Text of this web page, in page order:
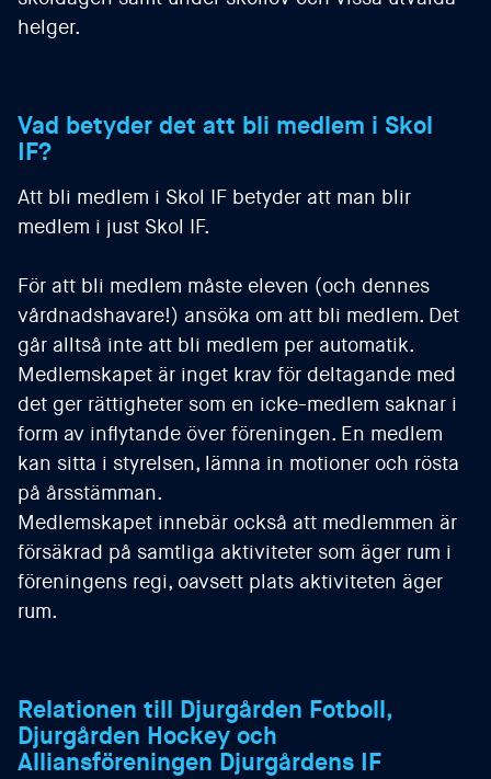
helger.
Vad betyder det att bli medlem i Skol
IF?
Att bli medlem i Skol IF betyder att man blir
medlem i just Skol IF.
För att bli medlem måste eleven (och dennes
vårdnadshavare!) ansöka om att bli medlem. Det
går alltså inte att bli medlem per automatik.
Medlemskapet är inget krav för deltagande med
det ger rättigheter som en icke-medlem saknar i
form av inflytande över föreningen. En medlem
kan sitta i styrelsen, lämna in motioner och rösta
på årsstämman.
Medlemskapet innebär också att medlemmen är
försäkrad på samtliga aktiviteter som äger rum i
föreningens regi, oavsett plats aktiviteten äger
rum.
Relationen till Djurgården Fotboll,
Djurgården Hockey och
Alliansföreningen Djurgårdens IF